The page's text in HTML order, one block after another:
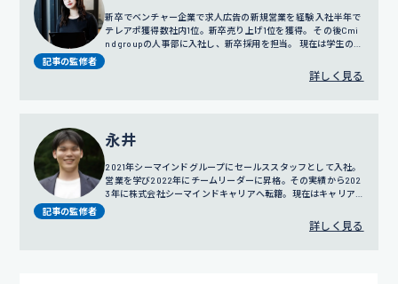
記事の監修者
新卒でベンチャー企業で求人広告の新規営業を経験 入社半年で
テレアポ獲得数社内1位。新卒売り上げ1位を獲得。 その後Cmi
nd groupの人事部に入社し、新卒採用を担当。 現在は学生の面
詳しく見る
記事の監修者
永井
2021年シーマインドグループにセールススタッフとして入社。
営業を学び2022年にチームリーダーに昇格。その実績から202
3年に株式会社シーマインドキャリアへ転籍。現在はキャリア
詳しく見る